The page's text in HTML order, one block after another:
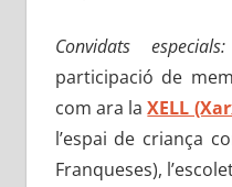
Convidats
participació de
com ara laXELL
l’espai de criança
Franqueses),